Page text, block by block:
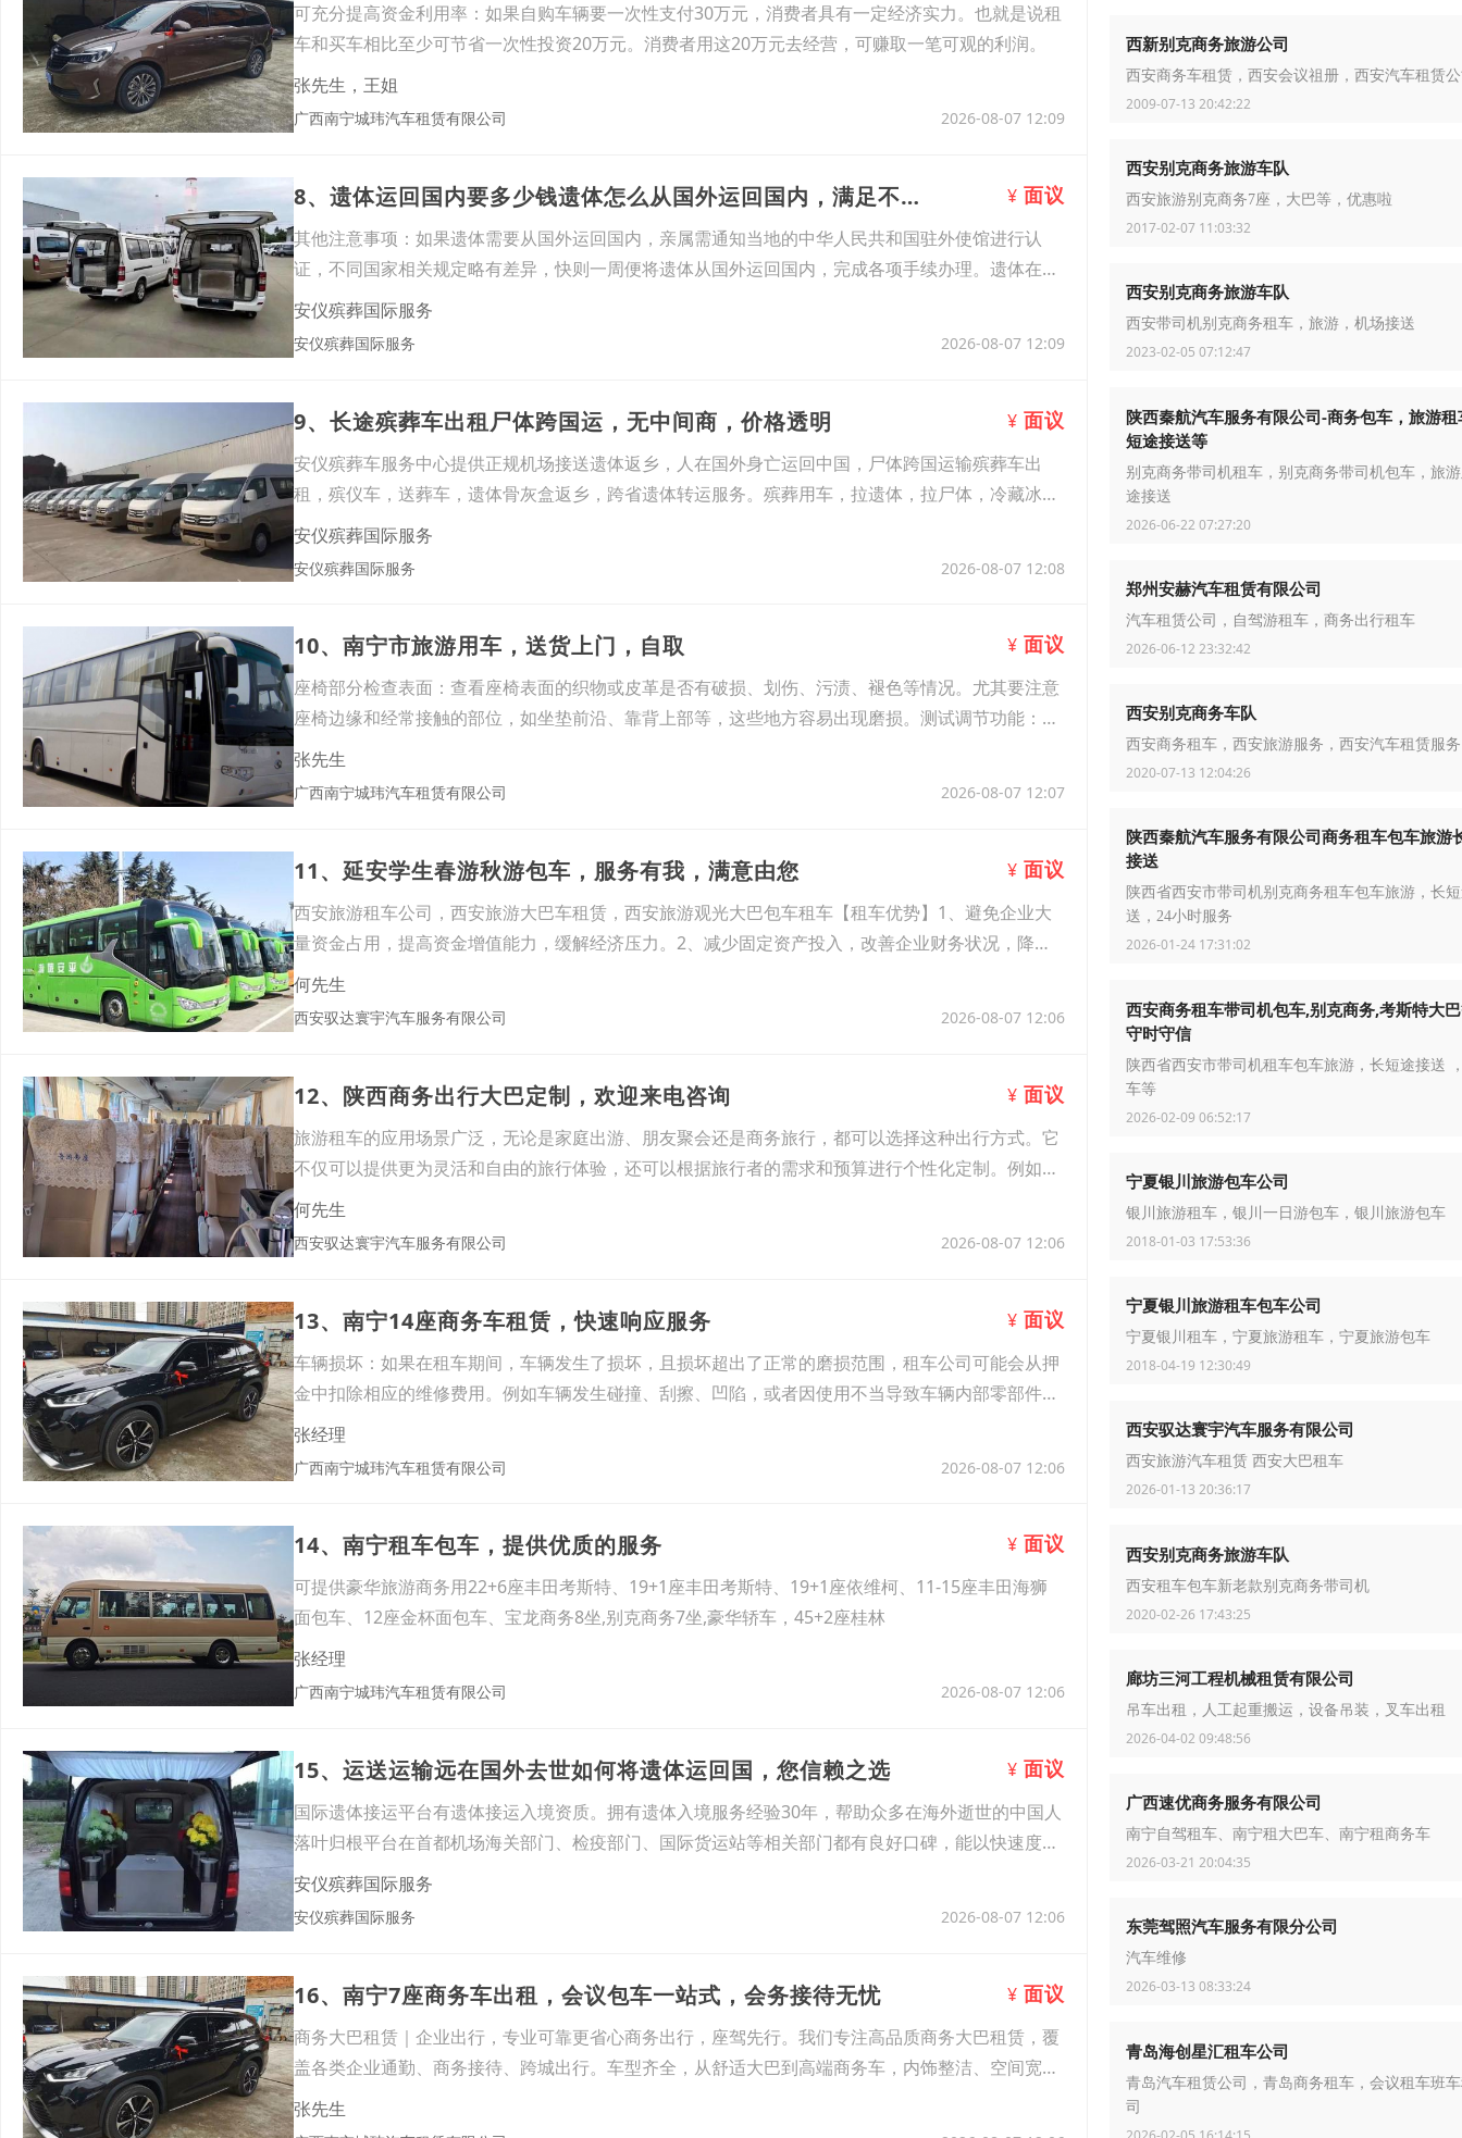
可充分提高资金利用率：如果自购车辆要一次性支付30万元，消费者具有一定经济实力。也就是说租
车和买车相比至少可节省一次性投资20万元。消费者用这20万元去经营，可赚取一笔可观的利润。
张先生，王姐
广西南宁城玮汽车租赁有限公司 2026-08-07 12:09
8、遗体运回国内要多少钱遗体怎么从国外运回国内，满足不同客户需求 ¥ 面议
其他注意事项：如果遗体需要从国外运回国内，亲属需通知当地的中华人民共和国驻外使馆进行认
证，不同国家相关规定略有差异，快则一周便将遗体从国外运回国内，完成各项手续办理。遗体在外
地运回
安仪殡葬国际服务
安仪殡葬国际服务 2026-08-07 12:09
9、长途殡葬车出租尸体跨国运，无中间商，价格透明 ¥ 面议
安仪殡葬车服务中心提供正规机场接送遗体返乡，人在国外身亡运回中国，尸体跨国运输殡葬车出
租，殡仪车，送葬车，遗体骨灰盒返乡，跨省遗体转运服务。殡葬用车，拉遗体，拉尸体，冷藏冰
棺。逝者
安仪殡葬国际服务
安仪殡葬国际服务 2026-08-07 12:08
10、南宁市旅游用车，送货上门，自取 ¥ 面议
座椅部分检查表面：查看座椅表面的织物或皮革是否有破损、划伤、污渍、褪色等情况。尤其要注意
座椅边缘和经常接触的部位，如坐垫前沿、靠背上部等，这些地方容易出现磨损。测试调节功能：若
座椅
张先生
广西南宁城玮汽车租赁有限公司 2026-08-07 12:07
11、延安学生春游秋游包车，服务有我，满意由您 ¥ 面议
西安旅游租车公司，西安旅游大巴车租赁，西安旅游观光大巴包车租车【租车优势】1、避免企业大
量资金占用，提高资金增值能力，缓解经济压力。2、减少固定资产投入，改善企业财务状况，降低
资产
何先生
西安驭达寰宇汽车服务有限公司 2026-08-07 12:06
12、陕西商务出行大巴定制，欢迎来电咨询 ¥ 面议
旅游租车的应用场景广泛，无论是家庭出游、朋友聚会还是商务旅行，都可以选择这种出行方式。它
不仅可以提供更为灵活和自由的旅行体验，还可以根据旅行者的需求和预算进行个性化定制。例如，
对于
何先生
西安驭达寰宇汽车服务有限公司 2026-08-07 12:06
13、南宁14座商务车租赁，快速响应服务 ¥ 面议
车辆损坏：如果在租车期间，车辆发生了损坏，且损坏超出了正常的磨损范围，租车公司可能会从押
金中扣除相应的维修费用。例如车辆发生碰撞、刮擦、凹陷，或者因使用不当导致车辆内部零部件损
坏等
张经理
广西南宁城玮汽车租赁有限公司 2026-08-07 12:06
14、南宁租车包车，提供优质的服务 ¥ 面议
可提供豪华旅游商务用22+6座丰田考斯特、19+1座丰田考斯特、19+1座依维柯、11-15座丰田海狮
面包车、12座金杯面包车、宝龙商务8坐,别克商务7坐,豪华轿车，45+2座桂林
张经理
广西南宁城玮汽车租赁有限公司 2026-08-07 12:06
15、运送运输远在国外去世如何将遗体运回国，您信赖之选 ¥ 面议
国际遗体接运平台有遗体接运入境资质。拥有遗体入境服务经验30年，帮助众多在海外逝世的中国人
落叶归根平台在首都机场海关部门、检疫部门、国际货运站等相关部门都有良好口碑，能以快速度办
理
安仪殡葬国际服务
安仪殡葬国际服务 2026-08-07 12:06
16、南宁7座商务车出租，会议包车一站式，会务接待无忧 ¥ 面议
商务大巴租赁｜企业出行，专业可靠更省心商务出行，座驾先行。我们专注高品质商务大巴租赁，覆
盖各类企业通勤、商务接待、跨城出行。车型齐全，从舒适大巴到高端商务车，内饰整洁、空间宽
敞，配
张先生
西新别克商务旅游公司
西安商务车租赁，西安会议祖册，西安汽车租赁
2009-07-13 20:42:22
西安别克商务旅游车队
西安旅游别克商务7座，大巴等，优惠啦
2017-02-07 11:03:32
西安别克商务旅游车队
西安带司机别克商务租车，旅游，机场接送
2023-02-05 07:12:47
陕西秦航汽车服务有限公司-商务包车，旅游租
短途接送等
别克商务带司机租车，别克商务带司机包车，旅
途接送
2026-06-22 07:27:20
郑州安赫汽车租赁有限公司
汽车租赁公司，自驾游租车，商务出行租车
2026-06-12 23:32:42
西安别克商务车队
西安商务租车，西安旅游服务，西安汽车租赁服务
2020-07-13 12:04:26
陕西秦航汽车服务有限公司商务租车包车旅游
接送
陕西省西安市带司机别克商务租车包车旅游，长
送，24小时服务
2026-01-24 17:31:02
西安商务租车带司机包车,别克商务,考斯特大
守时守信
陕西省西安市带司机租车包车旅游，长短途接送
车等
2026-02-09 06:52:17
宁夏银川旅游包车公司
银川旅游租车，银川一日游包车，银川旅游包车
2018-01-03 17:53:36
宁夏银川旅游租车包车公司
宁夏银川租车，宁夏旅游租车，宁夏旅游包车
2018-04-19 12:30:49
西安驭达寰宇汽车服务有限公司
西安旅游汽车租赁 西安大巴租车
2026-01-13 20:36:17
西安别克商务旅游车队
西安租车包车新老款别克商务带司机
2020-02-26 17:43:25
廊坊三河工程机械租赁有限公司
吊车出租，人工起重搬运，设备吊装，叉车出租
2026-04-02 09:48:56
广西速优商务服务有限公司
南宁自驾租车、南宁租大巴车、南宁租商务车
2026-03-21 20:04:35
东莞驾照汽车服务有限分公司
汽车维修
2026-03-13 08:33:24
青岛海创星汇租车公司
青岛汽车租赁公司，青岛商务租车，会议租车班
司